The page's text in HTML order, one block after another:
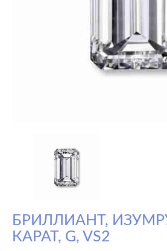
БРИЛЛИАНТ,
КАРАТ, G, VS2